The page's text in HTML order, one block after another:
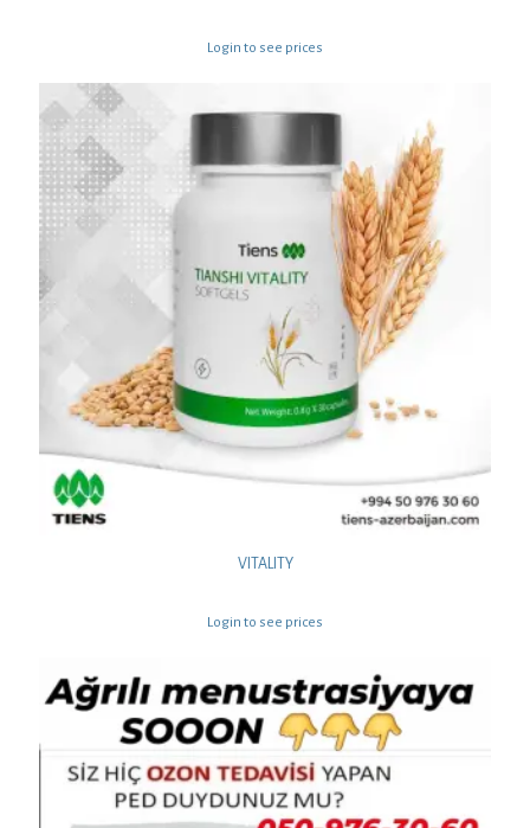
Login to see prices
VITALITY
Login to see prices